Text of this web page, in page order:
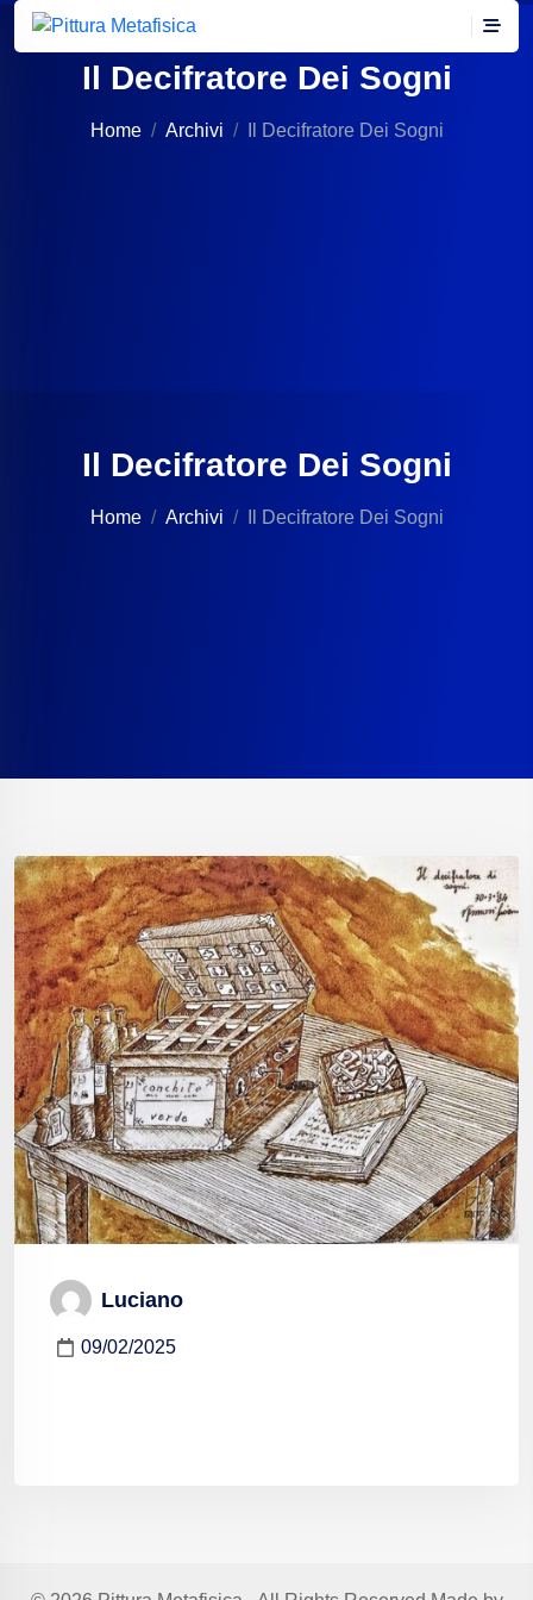
Il Decifratore Dei Sogni
Home Archivi Il Decifratore Dei Sogni
Il Decifratore Dei Sogni
Home Archivi Il Decifratore Dei Sogni
Luciano
09/02/2025